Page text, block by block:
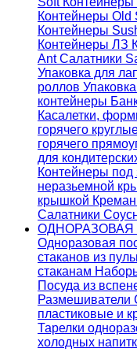
Контейнеры Old
Контейнеры
Контейнеры ЛЗ
AntСалатники
Упаковка для
роллов
контейнеры
Касалетки,
горячего
горячего
для
Контейнеры под
неразьемной
крышкой
Салатники
ОДНОРАЗОВАЯ
Одноразовая
стаканов из
стаканам
Посуда из
Размешиватели
пластиковые и
Тарелки
холодных